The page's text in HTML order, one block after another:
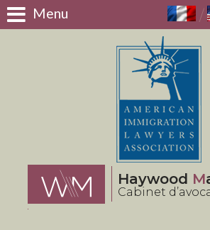
Menu
Haywood M
Cabinet
/
Panneau de gestion des cookies